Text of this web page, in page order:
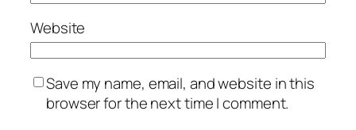
Website
Save my name, email, and website in this
browser for the next time I comment.